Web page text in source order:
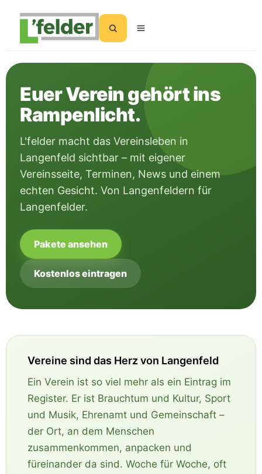
springen
Suchen
Euer Verein gehört ins
Rampenlicht.
L'felder macht das Vereinsleben in
Langenfeld sichtbar – mit eigener
Vereinsseite, Terminen, News und einem
echten Gesicht. Von Langenfeldern für
Langenfelder.
Pakete ansehen
Kostenlos eintragen
Vereine sind das Herz von Langenfeld
Ein Verein ist so viel mehr als ein Eintrag im
Register. Er ist Brauchtum und Kultur, Sport
und Musik, Ehrenamt und Gemeinschaft –
der Ort, an dem Menschen
zusammenkommen, anpacken und
füreinander da sind. Woche für Woche, oft